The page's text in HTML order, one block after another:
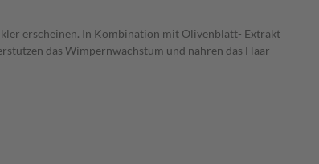
erscheinen. In Kombination mit Olivenblatt- Extrakt
das Wimpernwachstum und nähren das Haar